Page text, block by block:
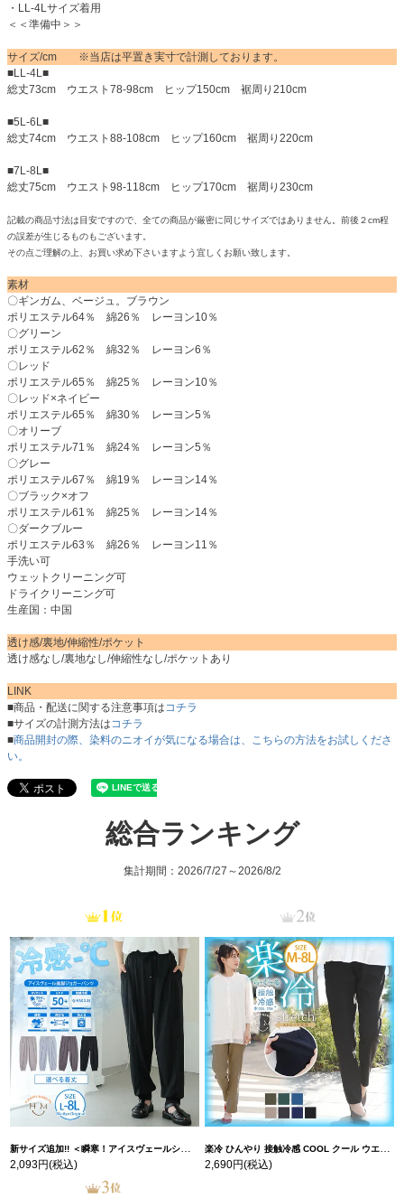
・LL-4Lサイズ着用
＜＜準備中＞＞
サイズ/cm ※当店は平置き実寸で計測しております。
■LL-4L■
総丈73cm ウエスト78-98cm ヒップ150cm 裾周り210cm
■5L-6L■
総丈74cm ウエスト88-108cm ヒップ160cm 裾周り220cm
■7L-8L■
総丈75cm ウエスト98-118cm ヒップ170cm 裾周り230cm
記載の商品寸法は目安ですので、全ての商品が厳密に同じサイズではありません。前後２cm程
の誤差が生じるものもございます。
その点ご理解の上、お買い求め下さいますよう宜しくお願い致します。
素材
〇ギンガム、ベージュ。ブラウン
ポリエステル64％ 綿26％ レーヨン10％
〇グリーン
ポリエステル62％ 綿32％ レーヨン6％
〇レッド
ポリエステル65％ 綿25％ レーヨン10％
〇レッド×ネイビー
ポリエステル65％ 綿30％ レーヨン5％
〇オリーブ
ポリエステル71％ 綿24％ レーヨン5％
〇グレー
ポリエステル67％ 綿19％ レーヨン14％
〇ブラック×オフ
ポリエステル61％ 綿25％ レーヨン14％
〇ダークブルー
ポリエステル63％ 綿26％ レーヨン11％
手洗い可
ウェットクリーニング可
ドライクリーニング可
生産国：中国
透け感/裏地/伸縮性/ポケット
透け感なし/裏地なし/伸縮性なし/ポケットあり
LINK
■商品・配送に関する注意事項は コチラ
■サイズの計測方法は コチラ
■商品開封の際、染料のニオイが気になる場合は、こちらの方法をお試しくださ
い。
総合ランキング
集計期間：2026/7/27～2026/8/2
新サイズ追加!! ＜瞬寒！アイスヴェールシリーズ＞ 美脚 ジョガーパンツ 【ウェストゴム】 【ストレッチ】 | 大きいサイズの通販ならハッピーマリリン
2,093円(税込)
楽冷 ひんやり 接触冷感 COOL クール ウエストゴム 楽ちん ストレッチ 美脚 レギパン 【ストレッチ】 | 大きいサイズの通販ならハッピーマリリン
2,690円(税込)